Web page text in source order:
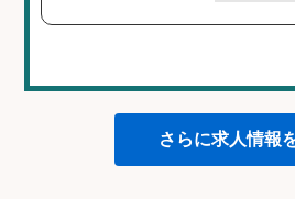
さらに求人情報